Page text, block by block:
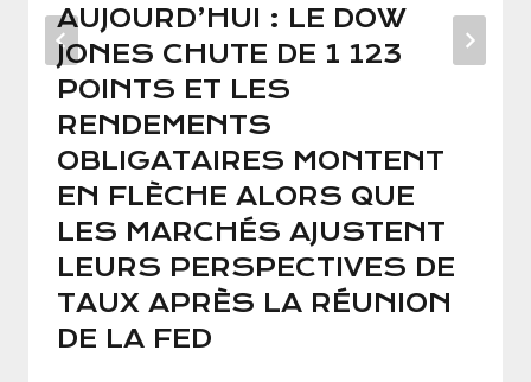
AUJOURD’HUI : LE DOW
JONES CHUTE DE 1 123
POINTS ET LES
RENDEMENTS
OBLIGATAIRES MONTENT
EN FLÈCHE ALORS QUE
LES MARCHÉS AJUSTENT
LEURS PERSPECTIVES DE
TAUX APRÈS LA RÉUNION
DE LA FED